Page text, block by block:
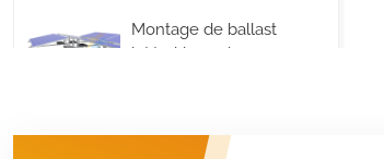
Montage de ballast
latéral long de